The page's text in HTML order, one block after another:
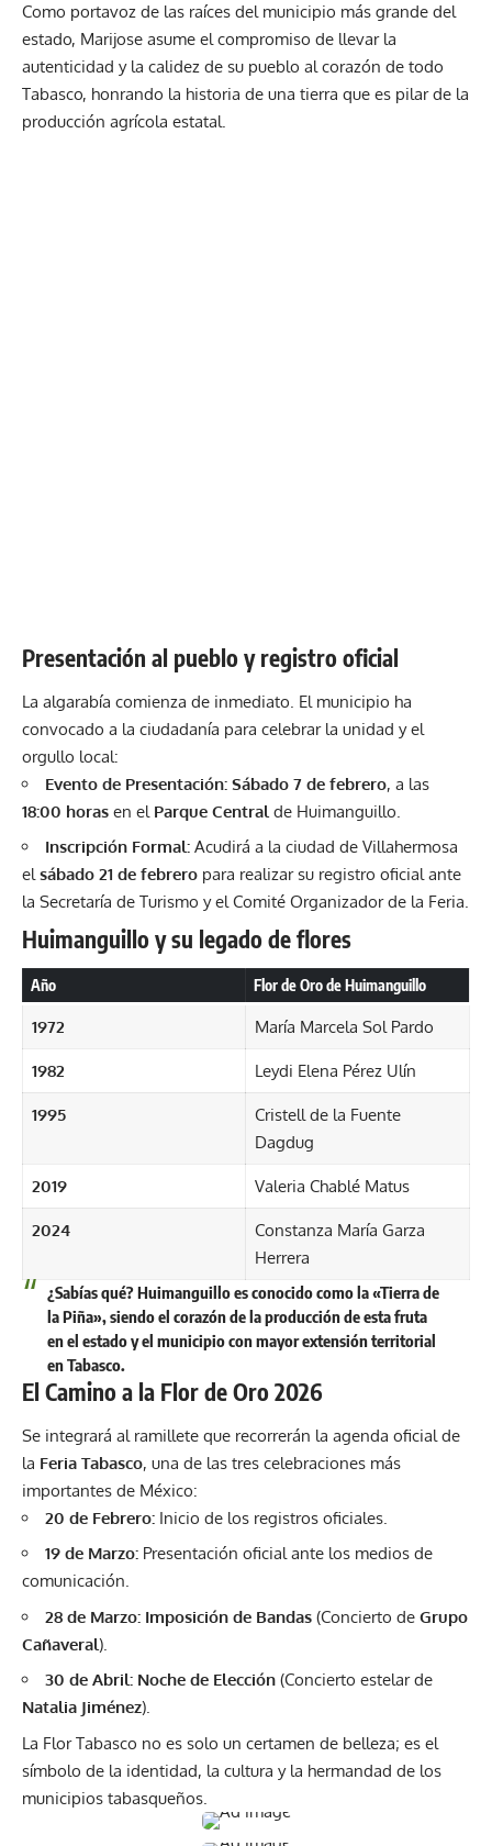
Como portavoz de las raíces del municipio más grande del
estado, Marijose asume el compromiso de llevar la
autenticidad y la calidez de su pueblo al corazón de todo
Tabasco, honrando la historia de una tierra que es pilar de la
producción agrícola estatal.
Presentación al pueblo y registro oficial
La algarabía comienza de inmediato. El municipio ha
convocado a la ciudadanía para celebrar la unidad y el
orgullo local:
Evento de Presentación: Sábado 7 de febrero, a las
18:00 horas en el Parque Centralde Huimanguillo.
Inscripción Formal: Acudirá a la ciudad de Villahermosa
elsábado 21 de febrero para realizar su registro oficial ante
la Secretaría de Turismo y el Comité Organizador de la Feria.
Huimanguillo y su legado de flores
Año Flor de Oro de Huimanguillo
1972 María Marcela Sol Pardo
1982 Leydi Elena Pérez Ulín
1995
Cristell de la Fuente
Dagdug
2019 Valeria Chablé Matus
2024
Constanza María Garza
Herrera
¿Sabías qué?Huimanguillo es conocido como la«Tierra de
la Piña», siendo el corazón de la producción de esta fruta
en el estado y el municipio con mayor extensión territorial
en Tabasco.
El Camino a la Flor de Oro 2026
Se integrará al ramillete que recorrerán la agenda oficial de
la Feria Tabasco, una de las tres celebraciones más
importantes de México:
20 de Febrero: Inicio de los registros oficiales.
19 de Marzo: Presentación oficial ante los medios de
comunicación.
28 de Marzo: Imposición de Bandas (Concierto de Grupo
Cañaveral).
30 de Abril: Noche de Elección (Concierto estelar de
Natalia Jiménez).
La Flor Tabasco no es solo un certamen de belleza; es el
símbolo de la identidad, la cultura y la hermandad de los
municipios tabasqueños.